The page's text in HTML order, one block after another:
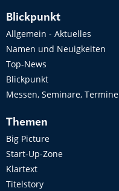
Blickpunkt
Allgemein - Aktuelles
Namen und Neuigkeiten
Top-News
Blickpunkt
Messen, Seminare, Termine
Themen
Big Picture
Start-Up-Zone
Klartext
Titelstory